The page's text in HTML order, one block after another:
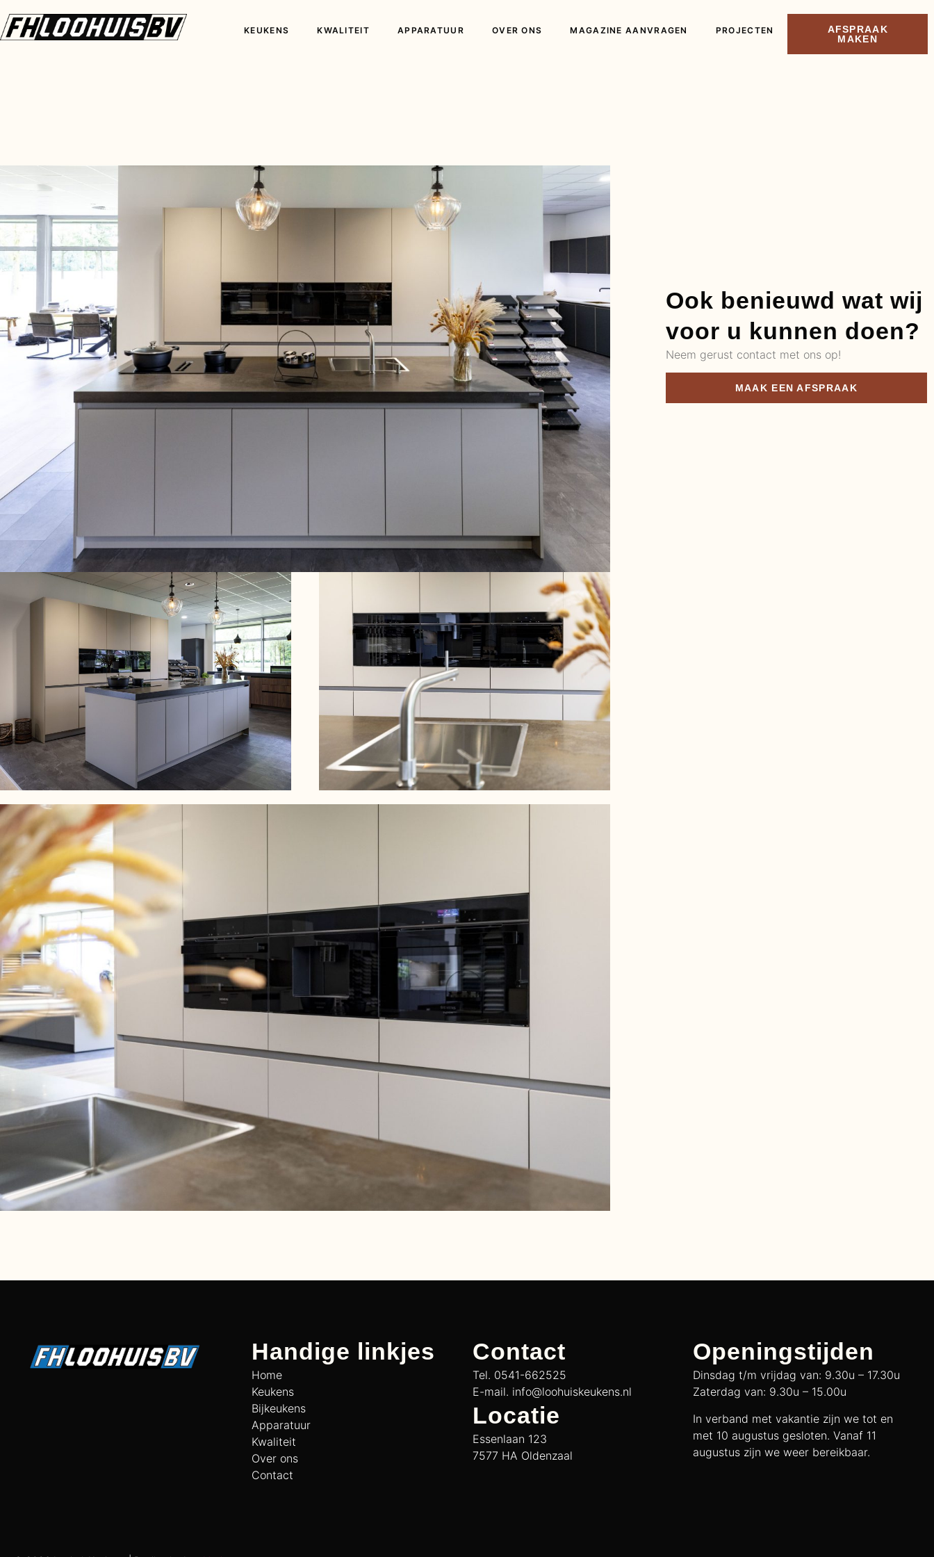
KEUKENS KWALITEIT APPARATUUR OVER ONS MAGAZINE AANVRAGEN PROJECTEN
AFSPRAAK
MAKEN
Ook benieuwd wat wij
voor u kunnen doen?
Neem gerust contact met ons op!
MAAK EEN AFSPRAAK
Handige linkjes
Home
Keukens
Bijkeukens
Apparatuur
Kwaliteit
Over ons
Contact
Contact
Tel. 0541-662525
E-mail. info@loohuiskeukens.nl
Locatie
Essenlaan 123
7577 HA Oldenzaal
Openingstijden
Dinsdag t/m vrijdag van: 9.30u – 17.30u
Zaterdag van: 9.30u – 15.00u
In verband met vakantie zijn we tot en
met 10 augustus gesloten. Vanaf 11
augustus zijn we weer bereikbaar.